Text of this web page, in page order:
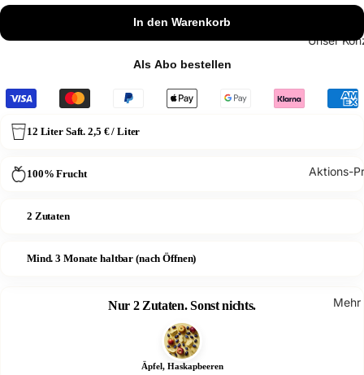
Unser
Aktions-
Mehr
In den Warenkorb
Als Abo bestellen
12 Liter Saft. 2,5 € / Liter
100% Frucht
2 Zutaten
Mind. 3 Monate haltbar (nach Öffnen)
Nur 2 Zutaten. Sonst nichts.
Äpfel, Haskapbeeren